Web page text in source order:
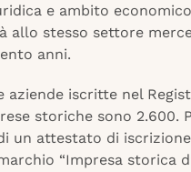
e ambito
allo stesso settore
anni.
aziende iscritte nel
storiche sono 2.600.
un attestato di
“Impresa storica